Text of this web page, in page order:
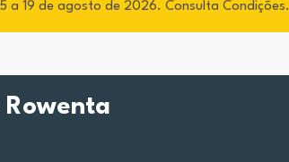
a 19 de agosto de 2026. Consulta Condições.
Rowenta